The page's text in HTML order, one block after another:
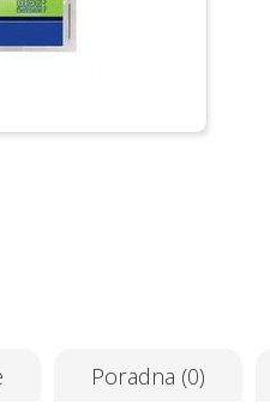
Poradna (0)